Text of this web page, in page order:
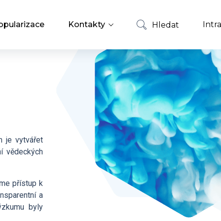
Kontakty
Zaměstnanci
Nabídky zaměstnání
Hledat
Hledat
je vytvářet
vědeckých
přístup k
a
byly